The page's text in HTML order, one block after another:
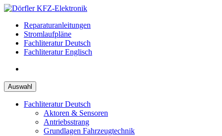
Zum
springenReparaturanleitungen
Stromlaufpläne
Fachliteratur Deutsch
Fachliteratur Englisch
Auswahl
Fachliteratur Deutsch
Aktoren & Sensoren
Antriebsstrang
Grundlagen Fahrzeugtechnik